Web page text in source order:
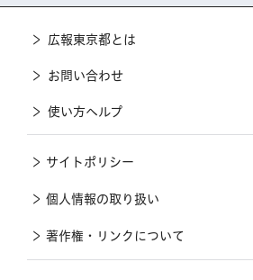
広報東京都とは
お問い合わせ
使い方ヘルプ
サイトポリシー
個人情報の取り扱い
著作権・リンクについて